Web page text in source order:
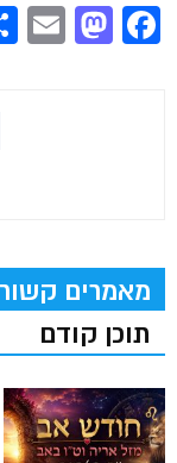
מאמרים
תוכן קודם